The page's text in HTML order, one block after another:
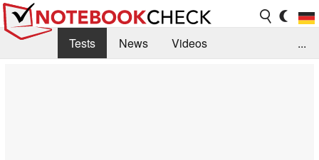
Tests News
Videos
...